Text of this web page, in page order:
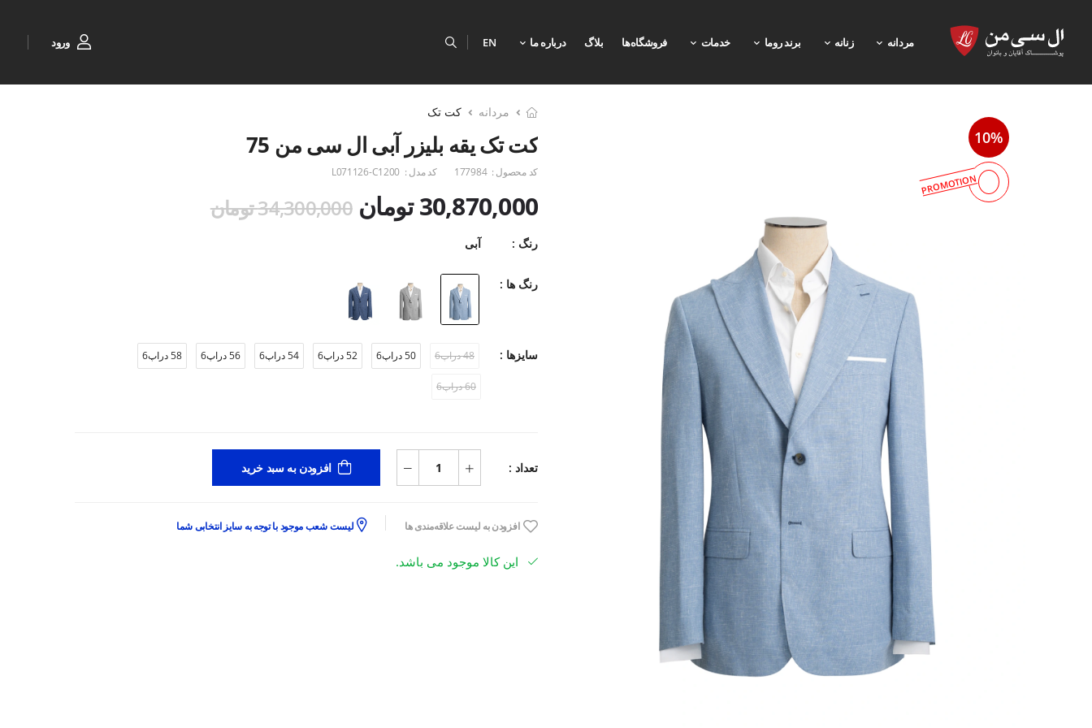
مردانه زنانه برند روما خدمات فروشگاه‌ها بلاگ درباره ما EN ورود
10%
PROMOTION
مردانه کت تک
کت تک یقه بلیزر آبی ال سی من 75
کد محصول : 177984 کد مدل : L071126-C1200
30,870,000 تومان 34,300,000 تومان
رنگ : آبی
رنگ ها :
سایزها : 48 دراپ6 50 دراپ6 52 دراپ6 54 دراپ6 56 دراپ6 58 دراپ6
60 دراپ6
تعداد : افزودن به سبد خرید
افزودن به لیست علاقه‌مندی ها لیست شعب موجود با توجه به سایز انتخابی شما
این کالا موجود می باشد.